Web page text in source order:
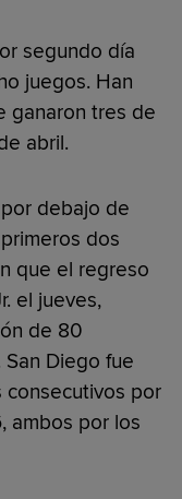
segundo día
juegos. Han
ganaron tres de
abril.
debajo de
dos
que el regreso
el jueves,
de 80
Diego fue
consecutivos por
ambos por los